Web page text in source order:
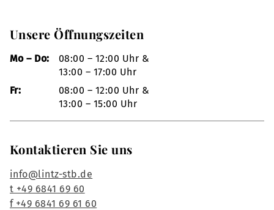
Unsere Öffnungszeiten
Mo – Do:
08:00 – 12:00 Uhr &
13:00 – 17:00 Uhr
Fr:
08:00 – 12:00 Uhr &
13:00 – 15:00 Uhr
Kontaktieren Sie uns
info@lintz-stb.de
t +49 6841 69 60
f +49 6841 69 61 60